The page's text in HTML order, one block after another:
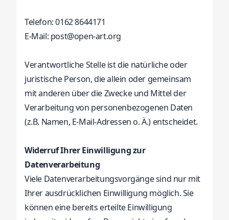
Telefon: 0162 8644171
E-Mail: post@open-art.org
Verantwortliche Stelle ist die natürliche oder
juristische Person, die allein oder gemeinsam
mit anderen über die Zwecke und Mittel der
Verarbeitung von personenbezogenen Daten
(z.B. Namen, E-Mail-Adressen o. Ä.) entscheidet.
Widerruf Ihrer Einwilligung zur
Datenverarbeitung
Viele Datenverarbeitungsvorgänge sind nur mit
Ihrer ausdrücklichen Einwilligung möglich. Sie
können eine bereits erteilte Einwilligung